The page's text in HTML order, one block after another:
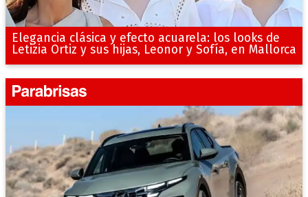
Elegancia clásica y efecto acuarela: los looks de
Letizia Ortiz y sus hijas, Leonor y Sofía, en Mallorca